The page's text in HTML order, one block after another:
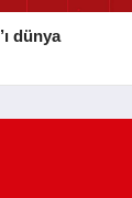
dünya